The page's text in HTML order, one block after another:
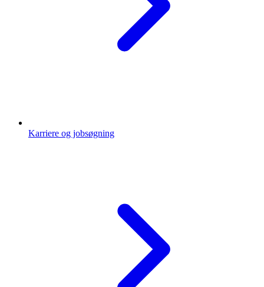
Karriere og jobsøgning